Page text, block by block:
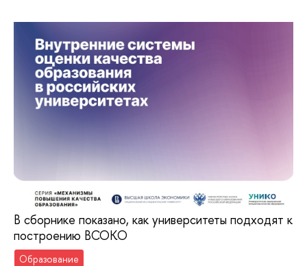
В сборнике показано, как университеты подходят к
построению ВСОКО
Образование